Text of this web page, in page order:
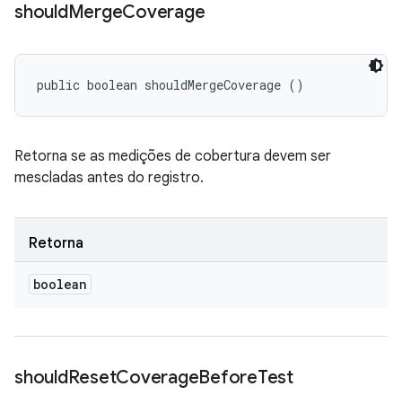
shouldMergeCoverage
public boolean shouldMergeCoverage ()
Retorna se as medições de cobertura devem ser
mescladas antes do registro.
Retorna
boolean
shouldResetCoverageBeforeTest